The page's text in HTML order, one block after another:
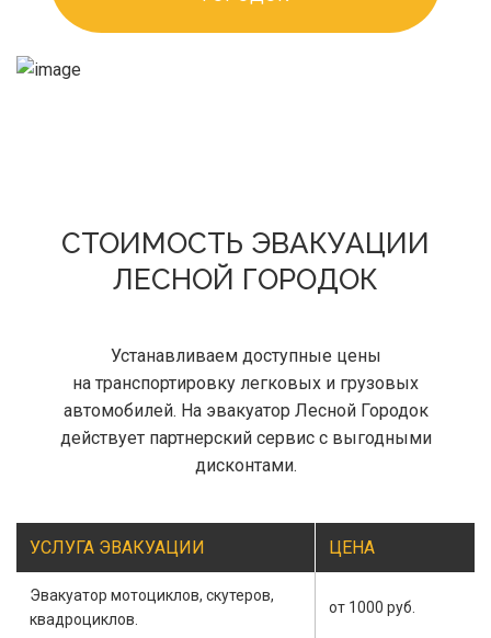
СТОИМОСТЬ ЭВАКУАЦИИ
ЛЕСНОЙ ГОРОДОК
Устанавливаем доступные цены
на транспортировку легковых и грузовых
автомобилей. На эвакуатор Лесной Городок
действует партнерский сервис с выгодными
дисконтами.
УСЛУГА ЭВАКУАЦИИ ЦЕНА
Эвакуатор мотоциклов, скутеров,
квадроциклов.
от 1000 руб.